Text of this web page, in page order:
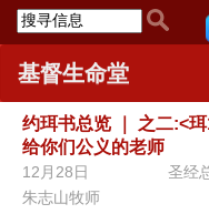
基督生命堂
约珥书总览
之二:<
给你们公义的老师
12月28日
圣经
朱志山牧师